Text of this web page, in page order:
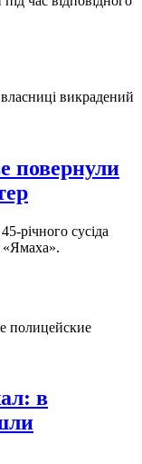
повернули
річного сусіда
«Ямаха».
в